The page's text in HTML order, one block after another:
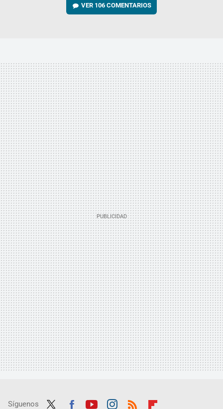
VER 106 COMENTARIOS
Síguenos